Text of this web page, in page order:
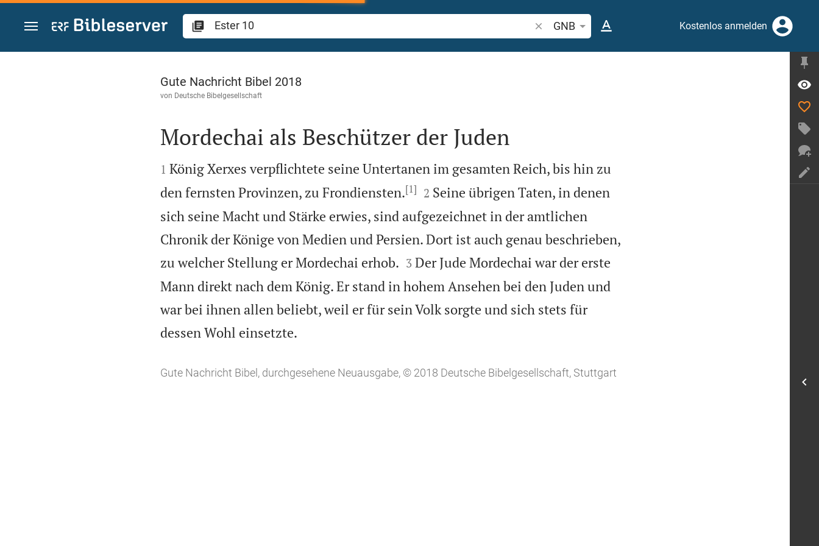
Zum Inhalt springen
Bibelstelle oder Begriff suchen
GNB Kostenlos anmelden
Ester 10
Gute Nachricht Bibel 2018
von Deutsche Bibelgesellschaft

Mordechai als Beschützer der Juden

1 König Xerxes verpflichtete seine Untertanen im gesamten Reich, bis hin zu
den fernsten Provinzen, zu Frondiensten.[1]
2 Seine übrigen Taten, in denen
sich seine Macht und Stärke erwies, sind aufgezeichnet in der amtlichen
Chronik der Könige von Medien und Persien. Dort ist auch genau beschrieben,
zu welcher Stellung er Mordechai erhob.
3 Der Jude Mordechai war der erste
Mann direkt nach dem König. Er stand in hohem Ansehen bei den Juden und
war bei ihnen allen beliebt, weil er für sein Volk sorgte und sich stets für
dessen Wohl einsetzte.
Gute Nachricht Bibel, durchgesehene Neuausgabe, © 2018 Deutsche Bibelgesellschaft, Stuttgart